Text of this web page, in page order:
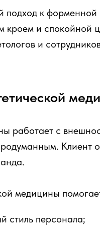
подход к
и спокойной
и
работает с
Клиент
медицины
стиль персонала;